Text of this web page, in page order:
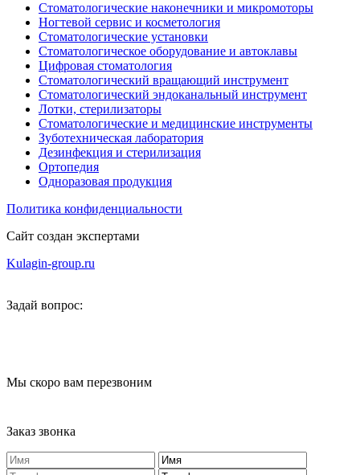
Стоматологические наконечники и микромоторы
Ногтевой сервис и косметология
Стоматологические установки
Стоматологическое оборудование и автоклавы
Цифровая стоматология
Стоматологический вращающий инструмент
Стоматологический эндоканальный инструмент
Лотки, стерилизаторы
Стоматологические и медицинские инструменты
Зуботехническая лаборатория
Дезинфекция и стерилизация
Ортопедия
Одноразовая продукция
Политика конфиденциальности
Сайт создан экспертами
Kulagin-group.ru
Задай вопрос:
Мы скоро вам перезвоним
Заказ звонка